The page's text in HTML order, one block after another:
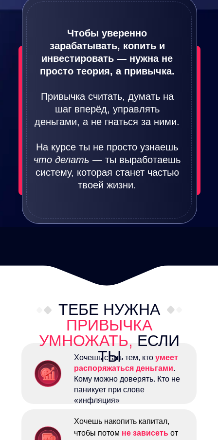
Чтобы уверенно
зарабатывать, копить и
инвестировать — нужна не
просто теория, а привычка.
Привычка считать, думать на
шаг вперёд, управлять
деньгами, а не гнаться за ними.
На курсе ты не просто узнаешь
что делать — ты выработаешь
систему, которая станет частью
твоей жизни.
Хочешь стать тем, кто умеет
распоряжаться деньгами.
Кому можно доверять. Кто не
паникует при слове
«инфляция»
ТЕБЕ НУЖНА
ПРИВЫЧКА
УМНОЖАТЬ, ЕСЛИ
ТЫ
Хочешь накопить капитал, чтобы
потом
не зависетьот государства,
начальников, клиентов, ипотеки или
Хочешь накопить капитал,
чтобы потом не зависеть от
Хочешь накопить капитал, чтобы потом
не зависетьот государства,
начальников, клиентов, ипотеки или
бывшей жены
Хочешь учить своих детей